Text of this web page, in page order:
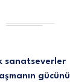
sanatseverler
gücünü